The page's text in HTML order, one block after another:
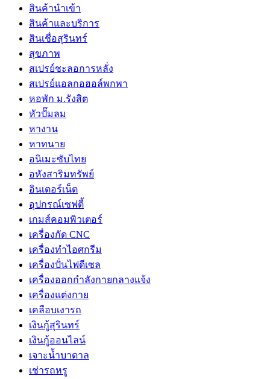
สินค้านำเข้า
สินค้าและบริการ
สินเชื่อสุรินทร์
สุขภาพ
สเปรย์ชะลอการหลั่ง
สเปรย์แอลกอฮอล์พกพา
หอพัก ม.รังสิต
หัวปั๊มลม
หางาน
หาทนาย
อนิเมะซับไทย
อหังสาริมทรัพย์
อินเตอร์เน็ต
อุปกรณ์เซฟตี้
เกมส์คอมพิวเตอร์
เครื่องกัด CNC
เครื่องทำไอศกรีม
เครื่องปั่นไฟดีเซล
เครื่องออกกำลังกายกลางแจ้ง
เครื่องแต่งกาย
เคลือบเงารถ
เงินกู้สุรินทร์
เงินกู้ออนไลน์
เจาะน้ำบาดาล
เช่ารถหรู